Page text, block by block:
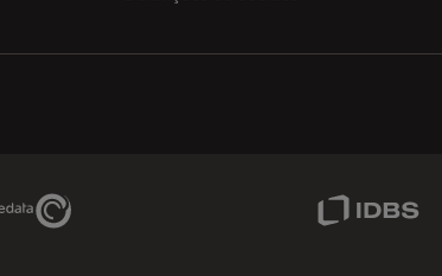
Genedata Link IDBS Link